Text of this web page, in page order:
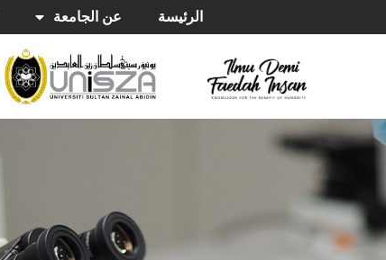
الرئيسة عن الجامعة